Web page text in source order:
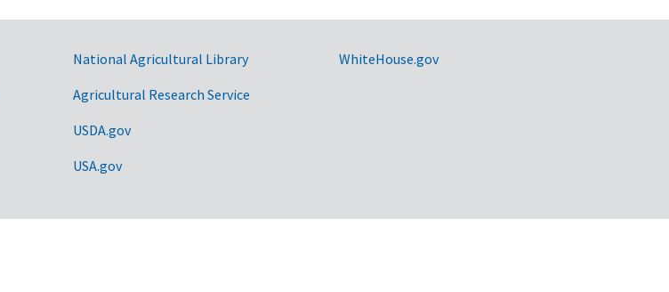
National Agricultural Library
Agricultural Research Service
USDA.gov
USA.gov
WhiteHouse.gov